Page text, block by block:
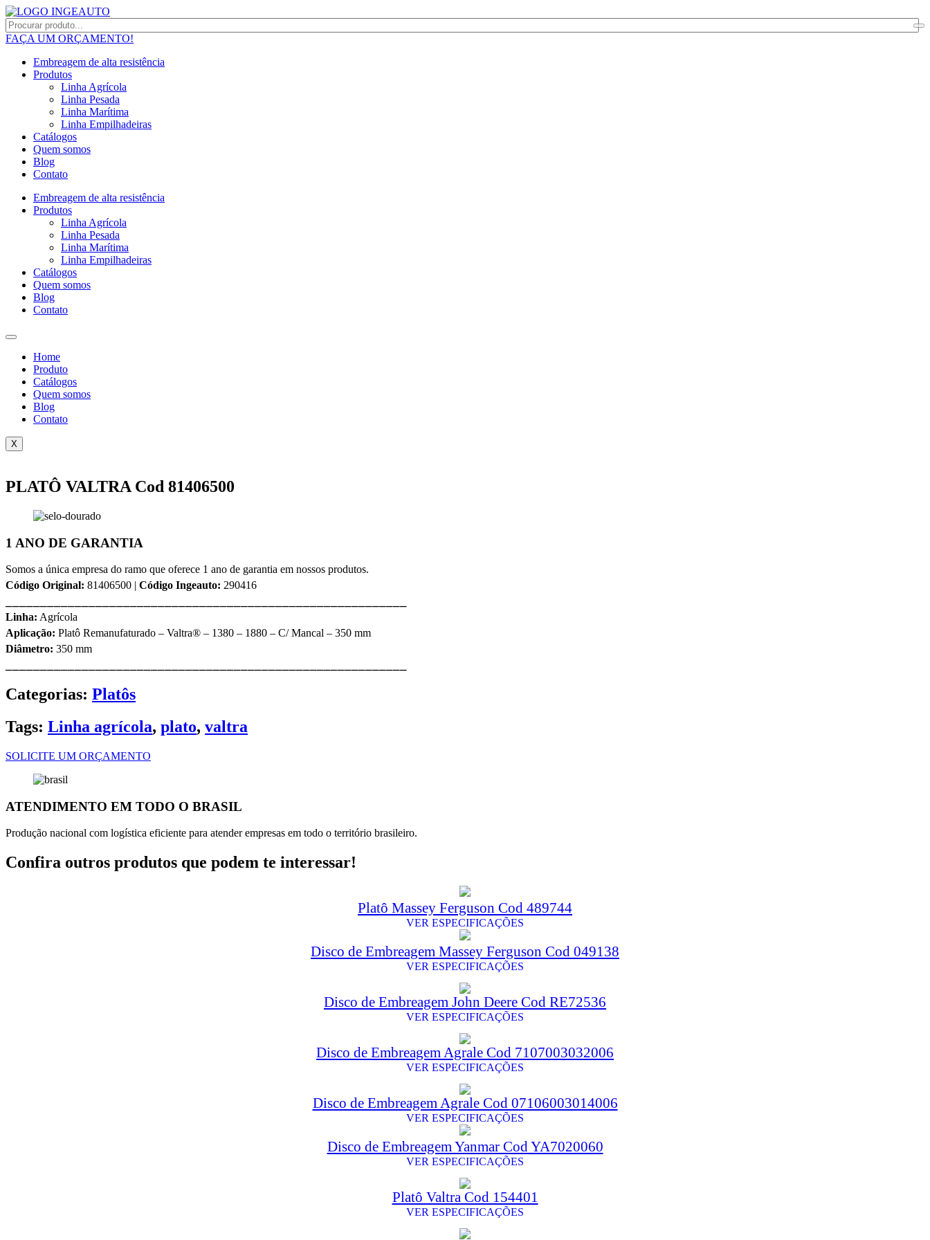
FAÇA UM ORÇAMENTO!
Embreagem de alta resistência
Produtos
Linha Agrícola
Linha Pesada
Linha Marítima
Linha Empilhadeiras
Catálogos
Quem somos
Blog
Contato
Embreagem de alta resistência
Produtos
Linha Agrícola
Linha Pesada
Linha Marítima
Linha Empilhadeiras
Catálogos
Quem somos
Blog
Contato
Home
Produto
Catálogos
Quem somos
Blog
Contato
X
PLATÔ VALTRA Cod 81406500
1 ANO DE GARANTIA
Somos a única empresa do ramo que oferece 1 ano de garantia em nossos produtos.
Código Original: 81406500 | Código Ingeauto: 290416
Linha: Agrícola
Aplicação: Platô Remanufaturado – Valtra® – 1380 – 1880 – C/ Mancal – 350 mm
Diâmetro: 350 mm
Categorias: Platôs
Tags: Linha agrícola, plato, valtra
SOLICITE UM ORÇAMENTO
ATENDIMENTO EM TODO O BRASIL
Produção nacional com logística eficiente para atender empresas em todo o território brasileiro.
Confira outros produtos que podem te interessar!
Platô Massey Ferguson Cod 489744
VER ESPECIFICAÇÕES
Disco de Embreagem Massey Ferguson Cod 049138
VER ESPECIFICAÇÕES
Disco de Embreagem John Deere Cod RE72536
VER ESPECIFICAÇÕES
Disco de Embreagem Agrale Cod 7107003032006
VER ESPECIFICAÇÕES
Disco de Embreagem Agrale Cod 07106003014006
VER ESPECIFICAÇÕES
Disco de Embreagem Yanmar Cod YA7020060
VER ESPECIFICAÇÕES
Platô Valtra Cod 154401
VER ESPECIFICAÇÕES